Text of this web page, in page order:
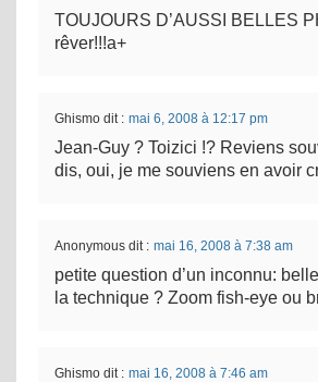
TOUJOURS D’AUSSI BELLES
rêver!!!a+
Ghismo dit : mai 6, 2008 à 12:17 pm
Jean-Guy ? Toizici !? Reviens
dis, oui, je me souviens en avoir
Anonymous dit : mai 16, 2008 à 7:38 am
petite question d’un inconnu:
la technique ? Zoom fish-eye ou
Ghismo dit : mai 16, 2008 à 7:46 am